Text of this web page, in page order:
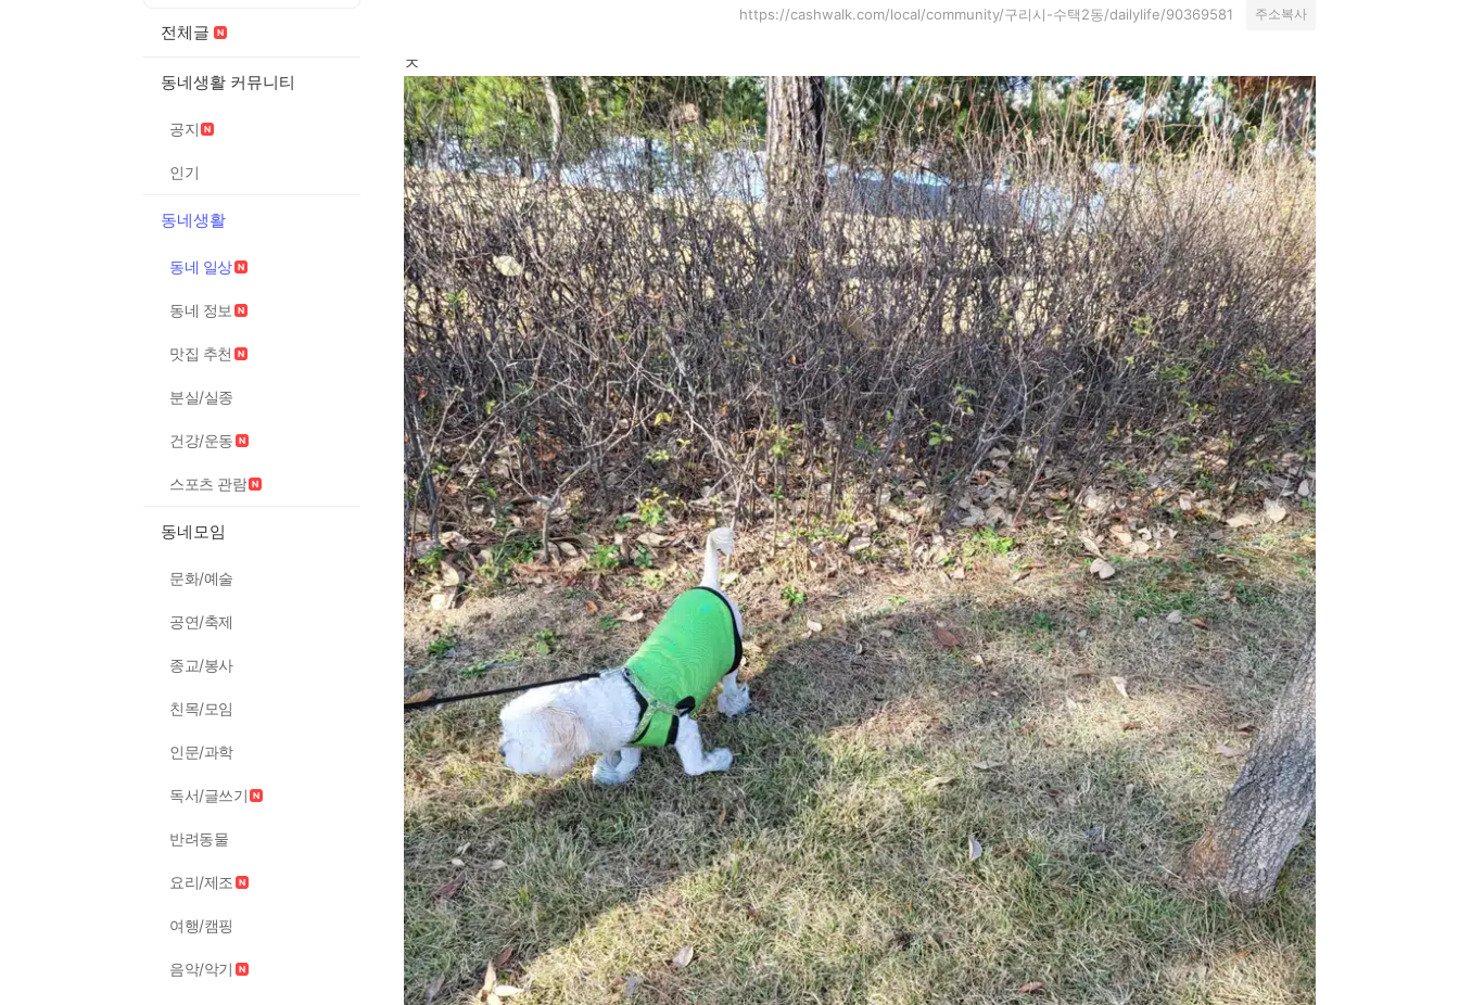
전체글
동네생활 커뮤니티
공지
인기
동네생활
동네 일상
동네 정보
맛집 추천
분실/실종
건강/운동
스포츠 관람
동네모임
문화/예술
공연/축제
종교/봉사
친목/모임
인문/과학
독서/글쓰기
반려동물
요리/제조
여행/캠핑
음악/악기
https://cashwalk.com/local/community/구리시-수택2동/dailylife/90369581 주소복사
ㅈ